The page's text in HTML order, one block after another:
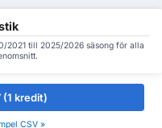
2021 till 2025/2026 säsong för alla
(1 kredit)
CSV »